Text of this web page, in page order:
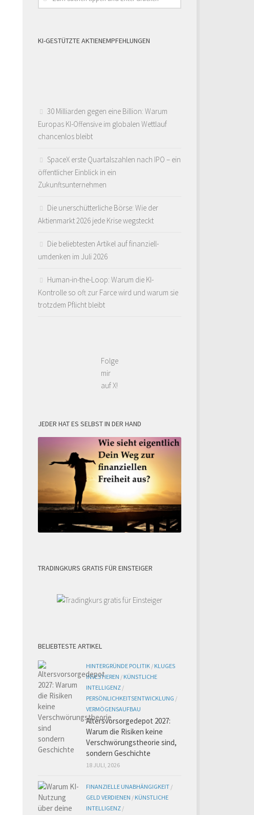
KI-GESTÜTZTE AKTIENEMPFEHLUNGEN
30 Milliarden gegen eine Billion: Warum
Europas KI-Offensive im globalen Wettlauf
chancenlos bleibt
SpaceX erste Quartalszahlen nach IPO – ein
öffentlicher Einblick in ein
Zukunftsunternehmen
Die unerschütterliche Börse: Wie der
Aktienmarkt 2026 jede Krise wegsteckt
Die beliebtesten Artikel auf finanziell-
umdenken im Juli 2026
Human-in-the-Loop: Warum die KI-
Kontrolle so oft zur Farce wird und warum sie
trotzdem Pflicht bleibt
Folge
mir
auf X!
JEDER HAT ES SELBST IN DER HAND
TRADINGKURS GRATIS FÜR EINSTEIGER
BELIEBTESTE ARTIKEL
HINTERGRÜNDE POLITIK / KLUGES
INVESTIEREN / KÜNSTLICHE
INTELLIGENZ /
PERSÖNLICHKEITSENTWICKLUNG /
VERMÖGENSAUFBAU
Altersvorsorgedepot 2027:
Warum die Risiken keine
Verschwörungstheorie sind,
sondern Geschichte
18 JULI, 2026
FINANZIELLE UNABHÄNGIGKEIT /
GELD VERDIENEN / KÜNSTLICHE
INTELLIGENZ /